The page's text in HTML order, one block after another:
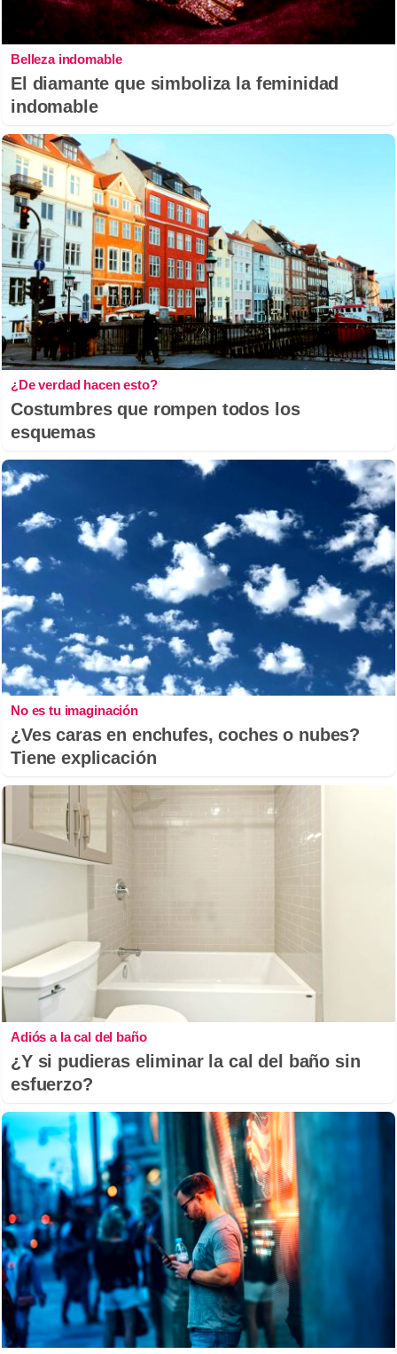
Belleza indomable
El diamante que simboliza la feminidad
indomable
¿De verdad hacen esto?
Costumbres que rompen todos los
esquemas
No es tu imaginación
¿Ves caras en enchufes, coches o nubes?
Tiene explicación
Adiós a la cal del baño
¿Y si pudieras eliminar la cal del baño sin
esfuerzo?